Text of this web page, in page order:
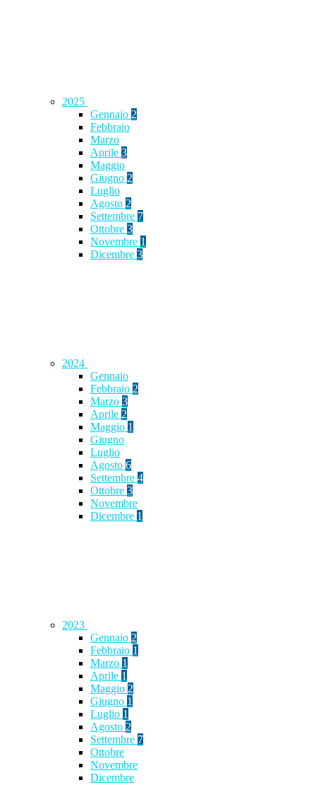
2025
Gennaio 2
Febbraio
Marzo
Aprile 3
Maggio
Giugno 2
Luglio
Agosto 2
Settembre 7
Ottobre 3
Novembre 1
Dicembre 3
2024
Gennaio
Febbraio 2
Marzo 3
Aprile 2
Maggio 1
Giugno
Luglio
Agosto 6
Settembre 4
Ottobre 3
Novembre
Dicembre 1
2023
Gennaio 2
Febbraio 1
Marzo 1
Aprile 1
Maggio 2
Giugno 1
Luglio 1
Agosto 2
Settembre 7
Ottobre
Novembre
Dicembre